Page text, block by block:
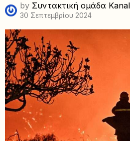
by Συντακτική ομάδα
30 Σεπτεμβρίου 2024